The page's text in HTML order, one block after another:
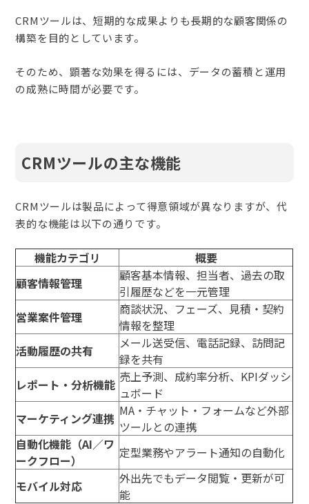
CRMツールは、短期的な成果よりも長期的な顧客関係の
構築を目的としています。
そのため、顕著な効果を得るには、データの蓄積と運用
の成熟に時間が必要です。
CRMツールの主な機能
CRMツールは製品によって得意領域が異なりますが、代
表的な機能は以下の通りです。
機能カテゴリ
概要
顧客情報管理
顧客基本情報、担当者、過去の取
引履歴などを一元管理
営業案件管理
商談状況、フェーズ、見積・契約
情報を整理
活動履歴の共有
メール送受信、電話記録、訪問記
録を共有
レポート・分析機能 売上予測、成約率分析、KPIダッシ
ュボード
マーケティング連携 MA・チャット・フォームなど外部
ツールとの連携
自動化機能（AI／ワ
ークフロー）
定型業務やアラート通知の自動化
モバイル対応
外出先でもデータ閲覧・更新が可
能